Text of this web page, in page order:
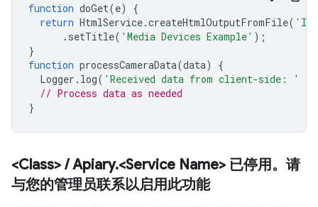
function doGet(e)
{
return HtmlService.createHtmlOutputFromFile(
. setTitle( 'Media Devices Example' );
}
function processCameraData(data)
{
Logger . log( 'Received data from client-side: '
// Process data as needed
}
<Class> /Apiary.<Service Name> 已停用。请
与您的管理员联系以启用此功能